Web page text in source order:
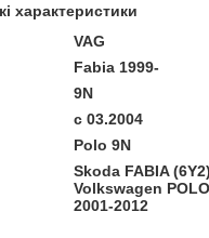
характеристики
VAG
Fabia 1999-
9N
c 03.2004
Polo 9N
Skoda FABIA
Volkswagen
2001-2012